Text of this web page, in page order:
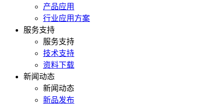
产品应用
行业应用方案
服务支持
服务支持
技术支持
资料下载
新闻动态
新闻动态
新品发布